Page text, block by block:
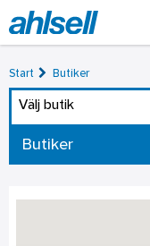
Start Butiker
Välj butik
Butiker